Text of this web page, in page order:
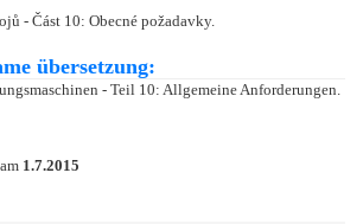
- Část 10: Obecné požadavky.
übersetzung:
- Teil 10: Allgemeine Anforderungen.
1.7.2015